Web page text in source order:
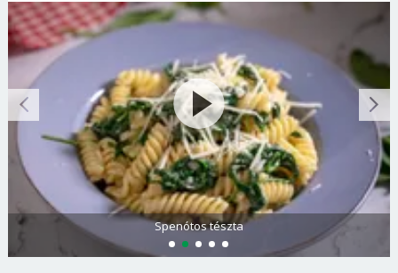
Spenótos tészta